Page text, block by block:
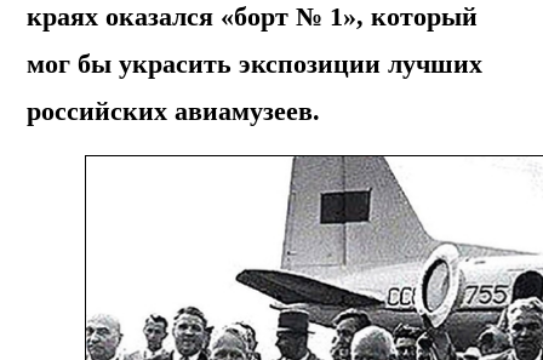
краях оказался «борт № 1», который
мог бы украсить экспозиции лучших
российских авиамузеев.